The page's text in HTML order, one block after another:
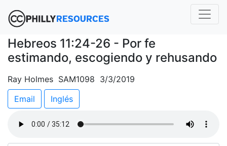
Hebreos 11:24-26 - Por fe
estimando, escogiendo y rehusando
Ray Holmes SAM1098 3/3/2019
Email
Inglés